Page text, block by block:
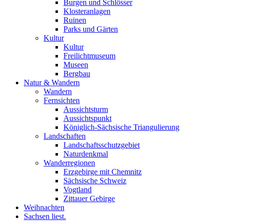
Burgen und Schlösser
Klosteranlagen
Ruinen
Parks und Gärten
Kultur
Kultur
Freilichtmuseum
Museen
Bergbau
Natur & Wandern
Wandern
Fernsichten
Aussichtsturm
Aussichtspunkt
Königlich-Sächsische Triangulierung
Landschaften
Landschaftsschutzgebiet
Naturdenkmal
Wanderregionen
Erzgebirge mit Chemnitz
Sächsische Schweiz
Vogtland
Zittauer Gebirge
Weihnachten
Sachsen liest.